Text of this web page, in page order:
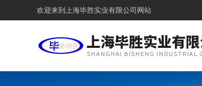
欢迎来到 上海毕胜实业有限公司网站